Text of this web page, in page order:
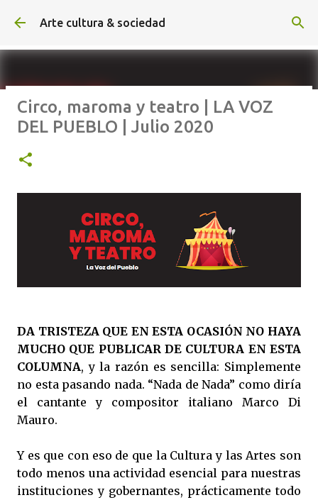
Ir al contenido principal
Arte cultura & sociedad
ALEXA DE HOYOS | El arte de
hacer cine sin excusas | ROBERTO
GARZA | Agosto 2026
Circo, maroma y teatro | LA VOZ
DEL PUEBLO | Julio 2020
DA TRISTEZA QUE EN ESTA OCASIÓN NO HAYA
MUCHO QUE PUBLICAR DE CULTURA EN ESTA
COLUMNA, y la razón es sencilla: Simplemente
no esta pasando nada. “Nada de Nada” como diría
el cantante y compositor italiano Marco Di
Mauro.
Y es que con eso de que la Cultura y las Artes son
todo menos una actividad esencial para nuestras
instituciones y gobernantes, prácticamente todo